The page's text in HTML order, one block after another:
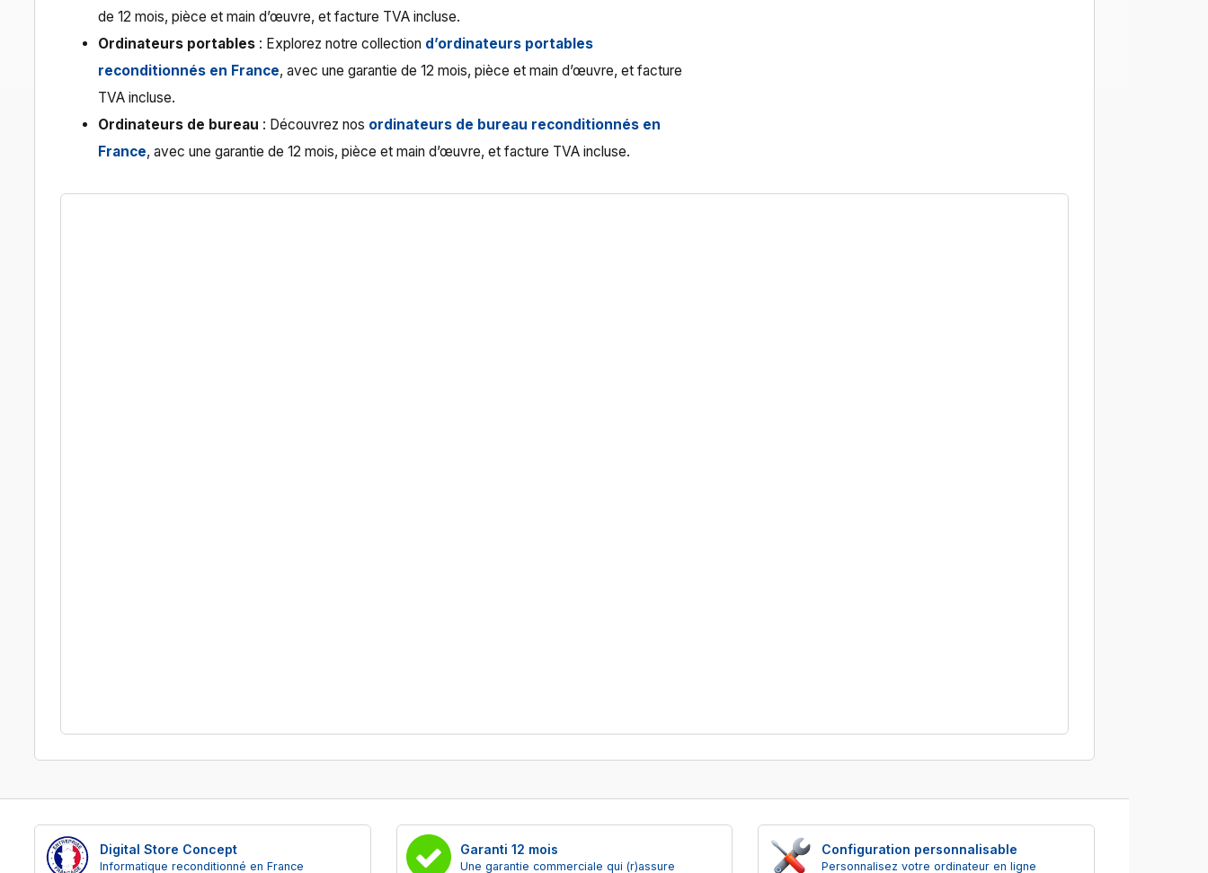
de 12 mois, pièce et main d’œuvre, et facture TVA incluse.
Ordinateurs portables : Explorez notre collection d’ordinateurs portables
reconditionnés en France, avec une garantie de 12 mois, pièce et main d’œuvre, et facture
TVA incluse.
Ordinateurs de bureau : Découvrez nos ordinateurs de bureau reconditionnés en
France, avec une garantie de 12 mois, pièce et main d’œuvre, et facture TVA incluse.
Digital Store Concept
Informatique reconditionné en France
Garanti 12 mois
Une garantie commerciale qui (r)assure
Configuration personnalisable
Personnalisez votre ordinateur en ligne